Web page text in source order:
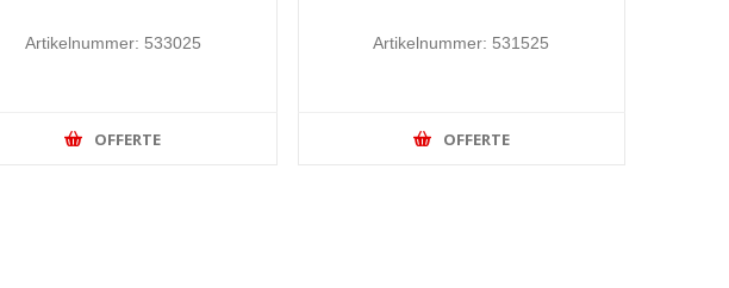
Artikelnummer: 533025
OFFERTE
Artikelnummer: 531525
OFFERTE